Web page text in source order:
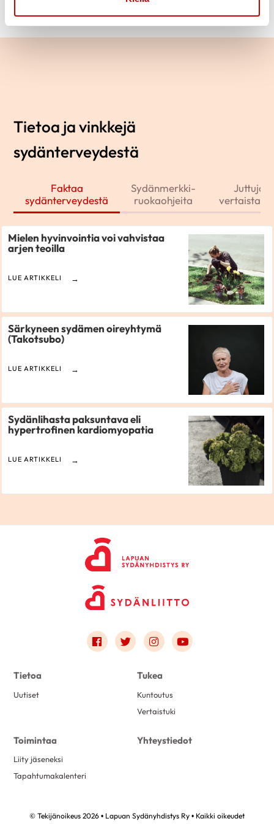
Tietoa ja vinkkejä
sydänterveydestä
Faktaa
sydänterveydestä
Sydänmerkki-
ruokaohjeita
Juttuja
Mielen hyvinvointia voi vahvistaa
arjen teoilla
LUE ARTIKKELI
Särkyneen sydämen oireyhtymä
(Takotsubo)
LUE ARTIKKELI
Sydänlihasta paksuntava eli
hypertrofinen kardiomyopatia
LUE ARTIKKELI
Link to facebook
Link to twitter
Link to instagram
Link to youtube
Tietoa
Uutiset
Tukea
Kuntoutus
Vertaistuki
Toimintaa
Liity jäseneksi
Tapahtumakalenteri
Yhteystiedot
© Tekijänoikeus 2026 • Lapuan Sydänyhdistys Ry • Kaikki oikeudet